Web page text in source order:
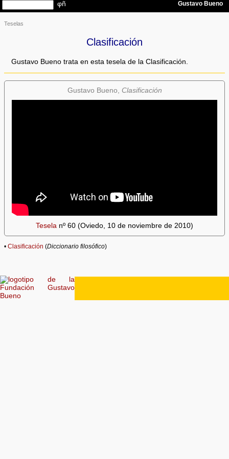
Teselas
Clasificación
Gustavo Bueno trata en esta tesela de la Clasificación.
Gustavo Bueno, Clasificación
Tesela nº 60 (Oviedo, 10 de noviembre de 2010)
•Clasificación (Diccionario filosófico)